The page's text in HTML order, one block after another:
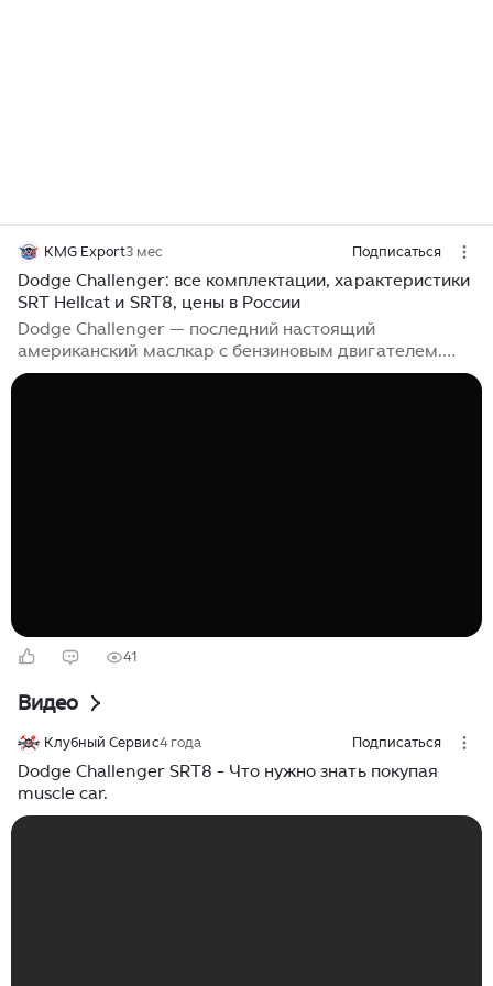
KMG Export3 мес Подписаться
Dodge Challenger: все комплектации, характеристики
SRT Hellcat и SRT8, цены в России
Dodge Challenger — последний настоящий
американский маслкар с бензиновым двигателем.
Производство завершилось в декабре 2023 года, и
41
Видео
Клубный Сервис4 года Подписаться
Dodge Challenger SRT8 - Что нужно знать покупая
muscle car.